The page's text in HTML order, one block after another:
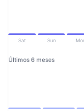
Sat Sun
Últimos 6 meses